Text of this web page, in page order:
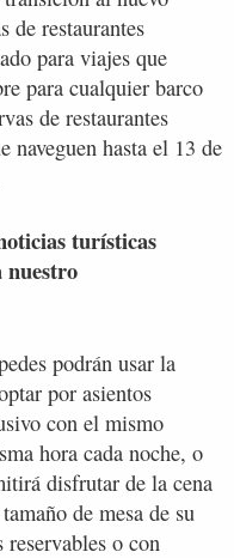
de restaurantes
para viajes que
para cualquier barco
de restaurantes
naveguen hasta el 13 de
turísticas
nuestro
podrán usar la
por asientos
con el mismo
hora cada noche, o
disfrutar de la cena
de mesa de su
reservables o con